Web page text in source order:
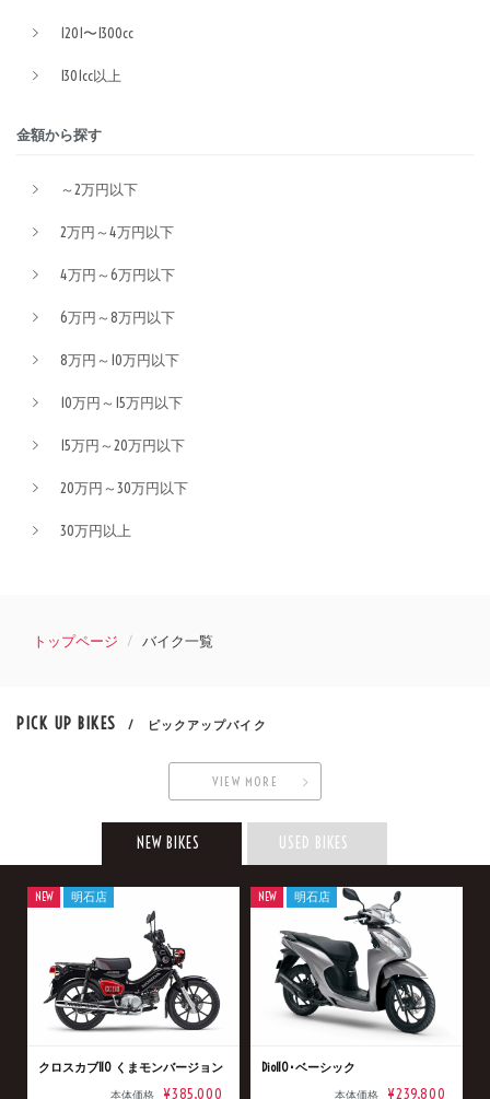
1201〜1300cc
1301cc以上
金額から探す
～2万円以下
2万円～4万円以下
4万円～6万円以下
6万円～8万円以下
8万円～10万円以下
10万円～15万円以下
15万円～20万円以下
20万円～30万円以下
30万円以上
トップページ バイク一覧
PICK UP BIKES / ピックアップバイク
VIEW MORE
NEW BIKES USED BIKES
クロスカブ110 くまモンバージョン
本体価格 ¥385,000
NEW 明石店
Dio110･ベーシック
本体価格 ¥239,800
NEW 明石店